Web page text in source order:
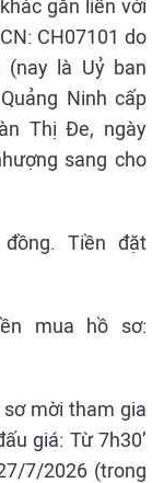
gắn liền với
CH07101 do
(nay là Uỷ ban
Ninh cấp
Thị Đe, ngày
sang cho
đồng. Tiền đặt
mua hồ sơ:
mời tham gia
giá: Từ 7h30’
7/2026 (trong